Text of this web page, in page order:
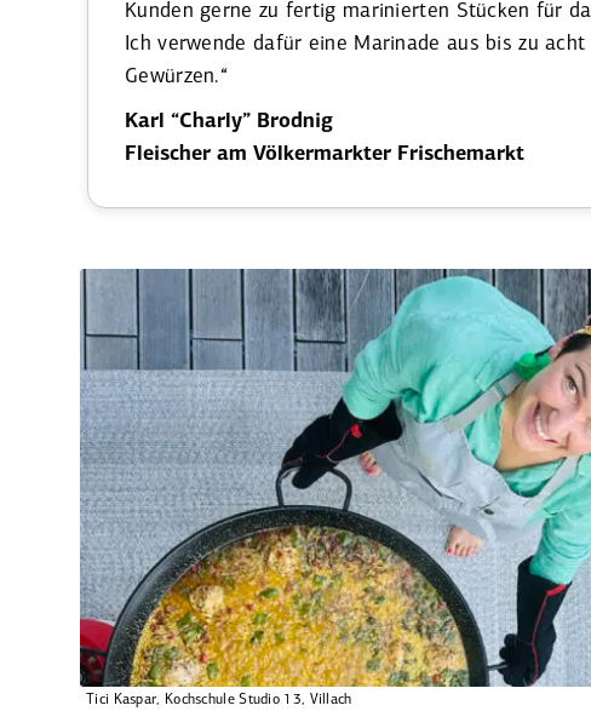
Kunden gerne zu fertig marinierten Stü­cken für
Ich verwende dafür eine Marinade aus bis zu acht
Gewürzen.“
Karl “Charly” Brodnig
Fleischer am Völker­markter Frischemarkt
Tici Kaspar, Kochschule Studio 13, Villach